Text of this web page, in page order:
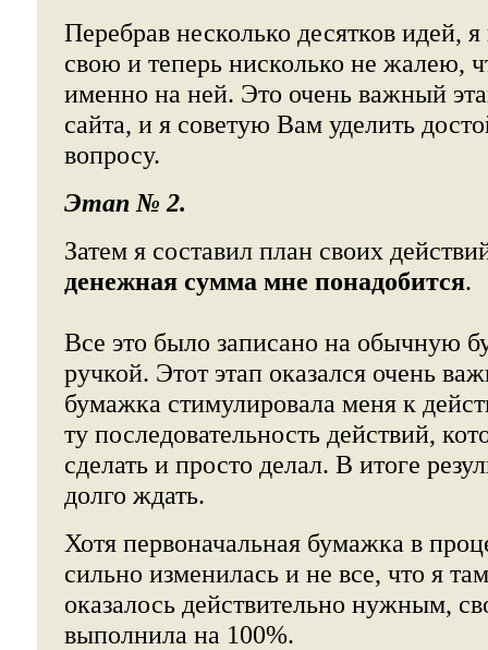
Перебрав несколько десятков идей,
свою и теперь нисколько не жалею,
именно на ней. Это очень важный
сайта, и я советую Вам уделить
вопросу.
Этап № 2.
Затем я составил план своих
денежная сумма мне понадобится.
Все это было записано на обычную
ручкой. Этот этап оказался очень
бумажка стимулировала меня к
ту последовательность действий,
сделать и просто делал. В итоге
долго ждать.
Хотя первоначальная бумажка в
сильно изменилась и не все, что я
оказалось действительно нужным,
выполнила на 100%.